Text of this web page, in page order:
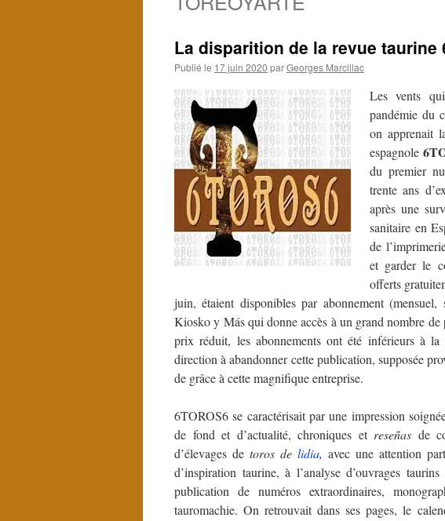
La disparition de la revue taurine
Publié le 17 juin 2020 parGeorges Marcillac
Les vents
pandémie du
on apprenait
espagnole
du premier
trente ans
après une
sanitaire en
de
et garder le
offerts
juin, étaient disponibles par abonnement
Kiosko y Más qui donne accès à un grand nombre
prix réduit, les abonnements ont été inférieurs à
direction à abandonner cette publication, supposée
de grâce à cette magnifique entreprise.
6TOROS6 se caractérisait par une impression
de fond et d’actualité, chroniques et reseñas de
d’élevages de toros de lidia, avec une attention
d’inspiration taurine, à l’analyse d’ouvrages
publication de numéros extraordinaires,
tauromachie. On retrouvait dans ses pages, le